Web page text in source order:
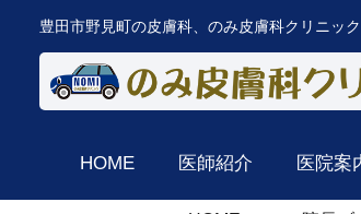
豊田市野見町の皮膚科、のみ皮膚科クリニック
HOME 医師紹介 医院案